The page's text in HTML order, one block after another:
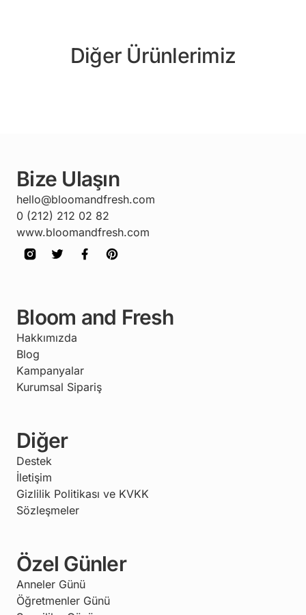
Diğer Ürünlerimiz
Bize Ulaşın
hello@bloomandfresh.com
0 (212) 212 02 82
www.bloomandfresh.com
Bloom and Fresh
Hakkımızda
Blog
Kampanyalar
Kurumsal Sipariş
Diğer
Destek
İletişim
Gizlilik Politikası ve KVKK
Sözleşmeler
Özel Günler
Anneler Günü
Öğretmenler Günü